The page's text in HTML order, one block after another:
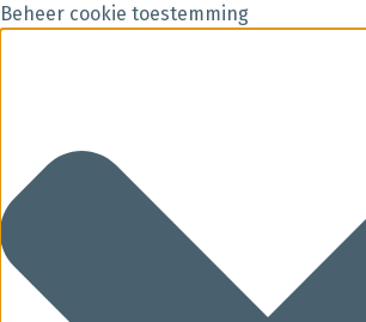
Beheer cookie toestemming